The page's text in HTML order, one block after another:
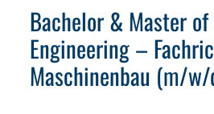
Bachelor & Master
Engineering –
Maschinenbau (m/